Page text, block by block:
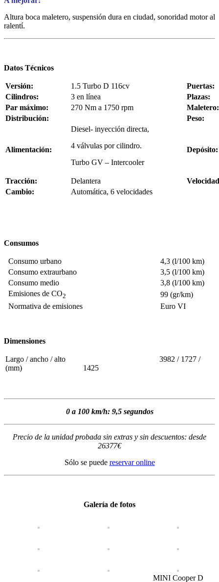
Altura boca maletero, suspensión dura en ciudad, sonoridad motor al
ralentí.
Datos Técnicos
Versión: 1.5 Turbo D 116cv
Puertas:
Cilindros:
3 en línea
Plazas:
Par máximo:
270 Nm a 1750 rpm
Maletero:
Distribución:
Peso:
Alimentación:
Diesel- inyección directa,
4 válvulas por cilindro.
Turbo GV – Intercooler
Depósito:
Tracción: Delantera
Cambio:
Automática, 6 velocidades
Consumos
Consumo urbano
4,3 (l/100 km)
Consumo extraurbano
3,5 (l/100 km)
Consumo medio
3,8 (l/100 km)
Emisiones de CO2
99 (gr/km)
Normativa de emisiones
Euro VI
Dimensiones
Largo / ancho / alto
(mm)
3982 / 1727 /
1425
0 a 100 km/h: 9,5 segundos
Precio de la unidad probada sin extras y sin descuentos: desde
26377€
Sólo se puede reservar online
Galería de fotos
MINI Cooper D